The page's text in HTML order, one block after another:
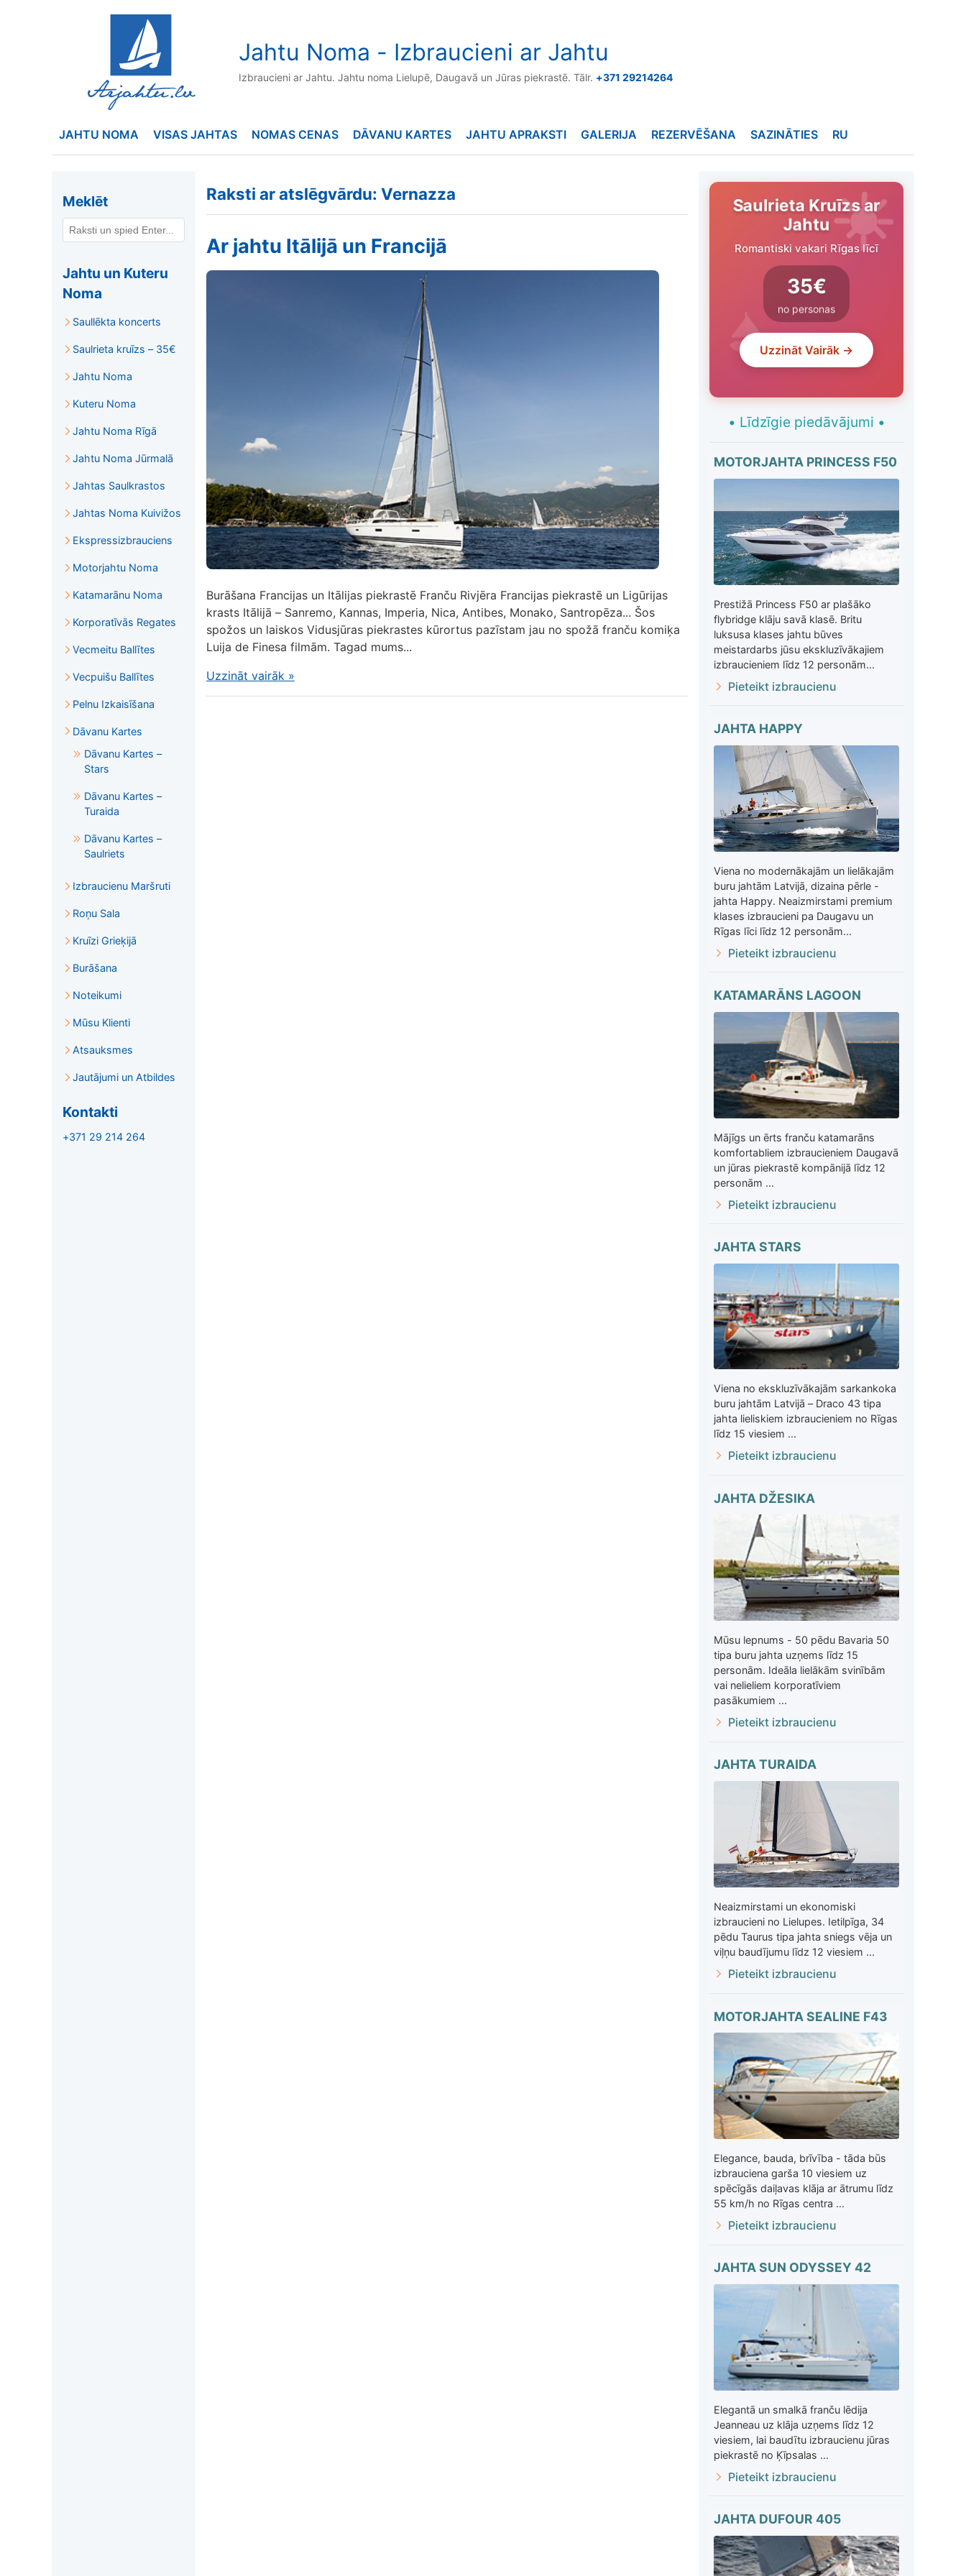
Jahtu Noma - Izbraucieni ar Jahtu
Izbraucieni ar Jahtu. Jahtu noma Lielupē, Daugavā un Jūras piekrastē. Tālr. +371 29214264
JAHTU NOMA VISAS JAHTAS NOMAS CENAS DĀVANU KARTES JAHTU APRAKSTI GALERIJA REZERVĒŠANA SAZINĀTIES RU
Meklēt
Jahtu un Kuteru
Noma
Saullēkta koncerts
Saulrieta kruīzs – 35€
Jahtu Noma
Kuteru Noma
Jahtu Noma Rīgā
Jahtu Noma Jūrmalā
Jahtas Saulkrastos
Jahtas Noma Kuivižos
Ekspressizbrauciens
Motorjahtu Noma
Katamarānu Noma
Korporatīvās Regates
Vecmeitu Ballītes
Vecpuišu Ballītes
Pelnu Izkaisīšana
Dāvanu Kartes
Dāvanu Kartes –
Stars
Dāvanu Kartes –
Turaida
Dāvanu Kartes –
Saulriets
Izbraucienu Maršruti
Roņu Sala
Kruīzi Grieķijā
Burāšana
Noteikumi
Mūsu Klienti
Atsauksmes
Jautājumi un Atbildes
Kontakti
+371 29 214 264
Raksti ar atslēgvārdu: Vernazza
Ar jahtu Itālijā un Francijā
Burāšana Francijas un Itālijas piekrastē Franču Rivjēra Francijas piekrastē un Ligūrijas
krasts Itālijā – Sanremo, Kannas, Imperia, Nica, Antibes, Monako, Santropēza... Šos
spožos un laiskos Vidusjūras piekrastes kūrortus pazīstam jau no spožā franču komiķa
Luija de Finesa filmām. Tagad mums...
Uzzināt vairāk »
Saulrieta Kruīzs ar
Jahtu
Romantiski vakari Rīgas līcī
35€
no personas
Uzzināt Vairāk →
• Līdzīgie piedāvājumi •
MOTORJAHTA PRINCESS F50
Prestižā Princess F50 ar plašāko
flybridge klāju savā klasē. Britu
luksusa klases jahtu būves
meistardarbs jūsu ekskluzīvākajiem
izbraucieniem līdz 12 personām...
Pieteikt izbraucienu
JAHTA HAPPY
Viena no modernākajām un lielākajām
buru jahtām Latvijā, dizaina pērle -
jahta Happy. Neaizmirstami premium
klases izbraucieni pa Daugavu un
Rīgas līci līdz 12 personām...
Pieteikt izbraucienu
KATAMARĀNS LAGOON
Mājīgs un ērts franču katamarāns
komfortabliem izbraucieniem Daugavā
un jūras piekrastē kompānijā līdz 12
personām ...
Pieteikt izbraucienu
JAHTA STARS
Viena no ekskluzīvākajām sarkankoka
buru jahtām Latvijā – Draco 43 tipa
jahta lieliskiem izbraucieniem no Rīgas
līdz 15 viesiem ...
Pieteikt izbraucienu
JAHTA DŽESIKA
Mūsu lepnums - 50 pēdu Bavaria 50
tipa buru jahta uzņems līdz 15
personām. Ideāla lielākām svinībām
vai nelieliem korporatīviem
pasākumiem ...
Pieteikt izbraucienu
JAHTA TURAIDA
Neaizmirstami un ekonomiski
izbraucieni no Lielupes. Ietilpīga, 34
pēdu Taurus tipa jahta sniegs vēja un
viļņu baudījumu līdz 12 viesiem ...
Pieteikt izbraucienu
MOTORJAHTA SEALINE F43
Elegance, bauda, brīvība - tāda būs
izbrauciena garša 10 viesiem uz
spēcīgās daiļavas klāja ar ātrumu līdz
55 km/h no Rīgas centra ...
Pieteikt izbraucienu
JAHTA SUN ODYSSEY 42
Elegantā un smalkā franču lēdija
Jeanneau uz klāja uzņems līdz 12
viesiem, lai baudītu izbraucienu jūras
piekrastē no Ķīpsalas ...
Pieteikt izbraucienu
JAHTA DUFOUR 405